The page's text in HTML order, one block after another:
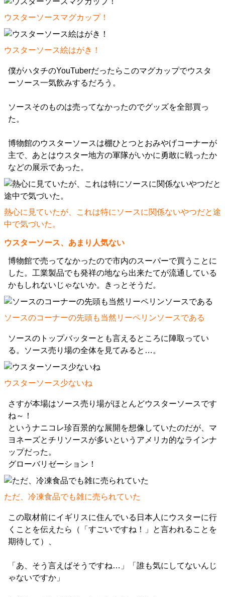
ウスターソースマグカップ！
ウスターソース絵はがき！
僕がハタチのYouTuberだったらこのマグカップでウスタ
ーソース一気飲みするだろう。
ソースそのものは売ってなかったのでグッズを全部買っ
た。
博物館のウスターソースは棚ひとつとおみやげコーナーが
主で、あとはウスター地方の軍隊がいかに勇敢に戦ったか
などの展示であった。
熱心に見ていたが、これは特にソースに関係ないやつだと途
中で気づいた。
ウスターソース、あまり人気ない
博物館で売ってなかったので市内のスーパーで買うことに
した。工業製品でも発祥の地なら出来たてが流通している
かもしれないじゃないか。きっとそうだ。
ソースのコーナーの先頭も当然リーペリンソースである
ソースのトップバッターとも言えるところに陣取ってい
る。ソース売り場の全体を見てみると…。
ウスターソース少ないね
さすが本場はソース売り場がほとんどウスターソースです
ね～！
というナニコレ珍百景的な展開を想像していたのだが、マ
ヨネーズとチリソースが多いというアメリカ的なラインナ
ップだった。
グローバリゼーション！
ただ、冷凍食品でも雑に売られていた
この取材前にイギリスに住んでいる日本人にウスターに行
くことを伝えたら（「すごいですね！」と言われることを
期待して）、
「あ、そう言えばそうですね…」「誰も気にしてないんじ
ゃないですか」